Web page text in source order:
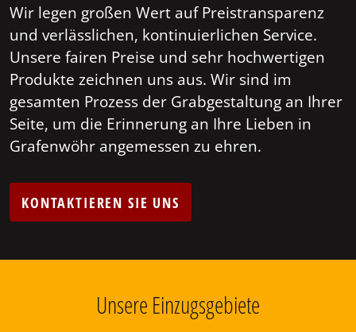
Wir legen großen Wert auf Preistransparenz
und verlässlichen, kontinuierlichen Service.
Unsere fairen Preise und sehr hochwertigen
Produkte zeichnen uns aus. Wir sind im
gesamten Prozess der Grabgestaltung an Ihrer
Seite, um die Erinnerung an Ihre Lieben in
Grafenwöhr angemessen zu ehren.
KONTAKTIEREN SIE UNS
Unsere Einzugsgebiete